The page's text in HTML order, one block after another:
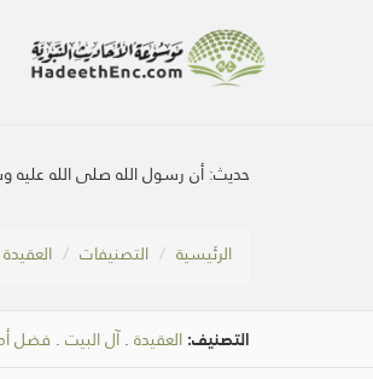
حديث:أن رسول الله صلى الله
الرئيسية التصنيفات العقيدة
التصنيف: العقيدة .آل البيت . فضل